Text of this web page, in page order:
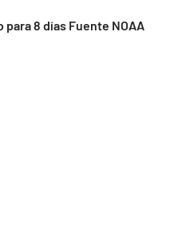
8 días Fuente NOAA